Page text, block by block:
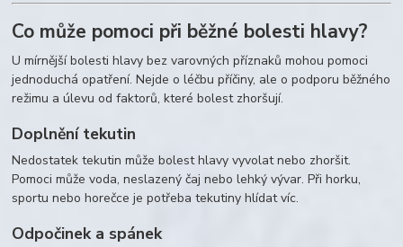
Co může pomoci při běžné bolesti hlavy?
U mírnější bolesti hlavy bez varovných příznaků mohou pomoci
jednoduchá opatření. Nejde o léčbu příčiny, ale o podporu běžného
režimu a úlevu od faktorů, které bolest zhoršují.
Doplnění tekutin
Nedostatek tekutin může bolest hlavy vyvolat nebo zhoršit.
Pomoci může voda, neslazený čaj nebo lehký vývar. Při horku,
sportu nebo horečce je potřeba tekutiny hlídat víc.
Odpočinek a spánek